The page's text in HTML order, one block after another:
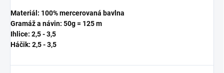
Materiál: 100% mercerovaná bavlna
Gramáž a návin: 50g = 125 m
Ihlice: 2,5 - 3,5
Háčik: 2,5 - 3,5